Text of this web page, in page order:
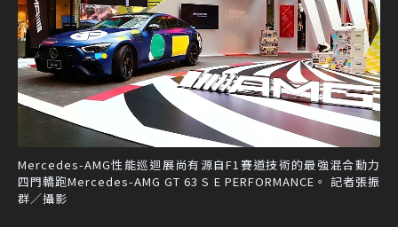
Mercedes-AMG性能巡迴展尚有源自F1賽道技術的最強混合動力
四門轎跑Mercedes-AMG GT 63 S E PERFORMANCE。 記者張振
群／攝影